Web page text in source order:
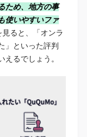
ため、地方の事
使いやすいファ
ると、「オンラ
」といった評判
るでしょう。